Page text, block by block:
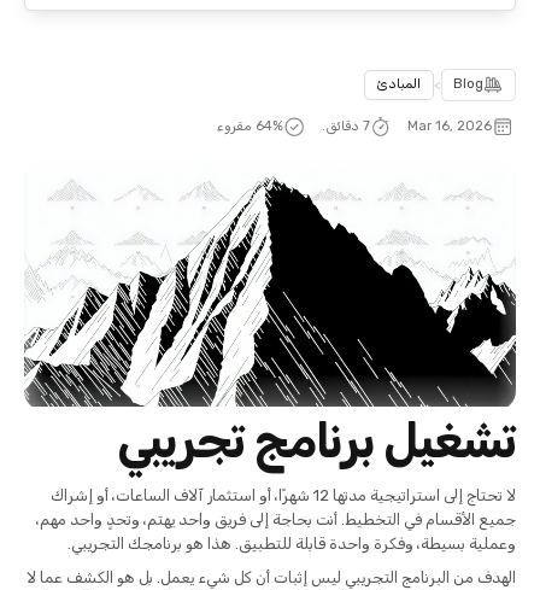
Blog
> المبادئ
Mar 16, 2026 7 دقائق. 64% مقروء
تشغيل برنامج تجريبي
لا تحتاج إلى استراتيجية مدتها 12 شهرًا، أو استثمار آلاف الساعات، أو إشراك
جميع الأقسام في التخطيط. أنت بحاجة إلى فريق واحد يهتم، وتحدٍ واحد مهم،
وعملية بسيطة، وفكرة واحدة قابلة للتطبيق. هذا هو برنامجك التجريبي.
الهدف من البرنامج التجريبي ليس إثبات أن كل شيء يعمل. بل هو الكشف عما لا